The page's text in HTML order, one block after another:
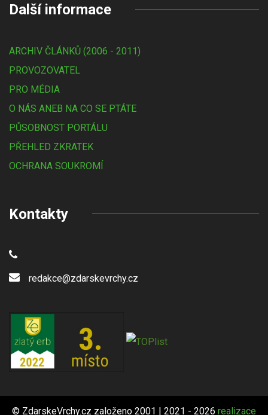
Další informace
ARCHIV ČLÁNKŮ (2006 - 2011)
PROVOZOVATEL
PRO MÉDIA
O NÁS ANEB NA CO SE PTÁTE
PŮSOBNOST PORTÁLU
PŘEHLED ZKRATEK
OCHRANA SOUKROMÍ
Kontakty
redakce@zdarskevrchy.cz
© ZdarskeVrchy.cz založeno 2001 | 2021 - 2026 realizace